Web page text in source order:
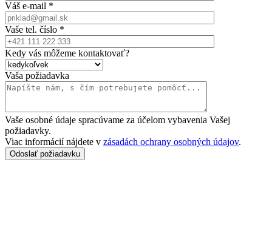
Váš e-mail *
Vaše tel. číslo *
Kedy vás môžeme kontaktovať?
Vaša požiadavka
Vaše osobné údaje spracúvame za účelom vybavenia Vašej
požiadavky.
Viac informácií nájdete v zásadách ochrany osobných údajov.